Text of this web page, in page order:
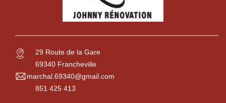
29 Route de la Gare
69340 Francheville
marchal.69340@gmail.com
851 425 413